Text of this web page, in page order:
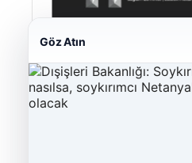
Hastaş Beton
Göz Atın